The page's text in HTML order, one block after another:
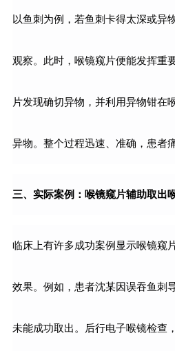
以鱼刺为例，若鱼刺卡得太深或异
观察。此时，喉镜窥片便能发挥重
片发现确切异物，并利用异物钳在
异物。整个过程迅速、准确，患者
三、实际案例：喉镜窥片辅助取出
临床上有许多成功案例显示喉镜窥
效果。例如，患者沈某因误吞鱼刺
未能成功取出。后行电子喉镜检查